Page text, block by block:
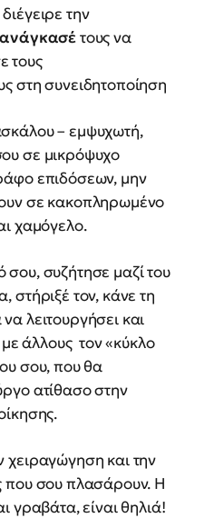
την
ανάγκασέτους να
τους
στη συνειδητοποίηση
– εμψυχωτή,
σε μικρόψυχο
επιδόσεων, μην
σε κακοπληρωμένο
χαμόγελο.
σου, συζήτησε μαζί του
στήριξέ τον, κάνε τη
λειτουργήσει και
με άλλους τον «κύκλο
σου, που θα
ατίθασο στην
χειραγώγηση και την
που σου πλασάρουν. Η
γραβάτα, είναι θηλιά!